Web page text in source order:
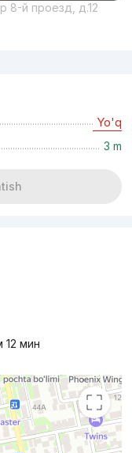
8-й проезд, д.12
Yo'q
3 m
12 мин